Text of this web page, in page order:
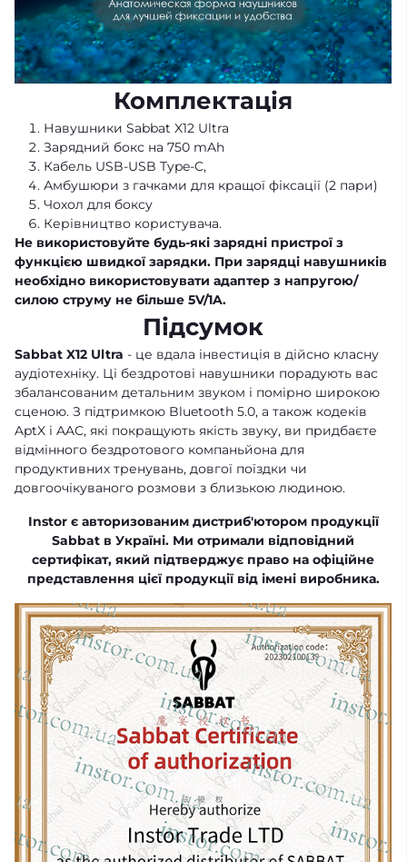
Комплектація
Навушники Sabbat X12 Ultra
Зарядний бокс на 750 mAh
Кабель USB-USB Type-C,
Амбушюри з гачками для кращої фіксації (2 пари)
Чохол для боксу
Керівництво користувача.
Не використовуйте будь-які зарядні пристрої з
функцією швидкої зарядки. При зарядці навушників
необхідно використовувати адаптер з напругою/
силою струму не більше 5V/1A.
Підсумок
Sabbat X12 Ultra - це вдала інвестиція в дійсно класну
аудіотехніку. Ці бездротові навушники порадують вас
збалансованим детальним звуком і помірно широкою
сценою. З підтримкою Bluetooth 5.0, а також кодеків
AptX і AAC, які покращують якість звуку, ви придбаєте
відмінного бездротового компаньйона для
продуктивних тренувань, довгої поїздки чи
довгоочікуваного розмови з близькою людиною.
Instor є авторизованим дистриб'ютором продукції
Sabbat в Україні. Ми отримали відповідний
сертифікат, який підтверджує право на офіційне
представлення цієї продукції від імені виробника.